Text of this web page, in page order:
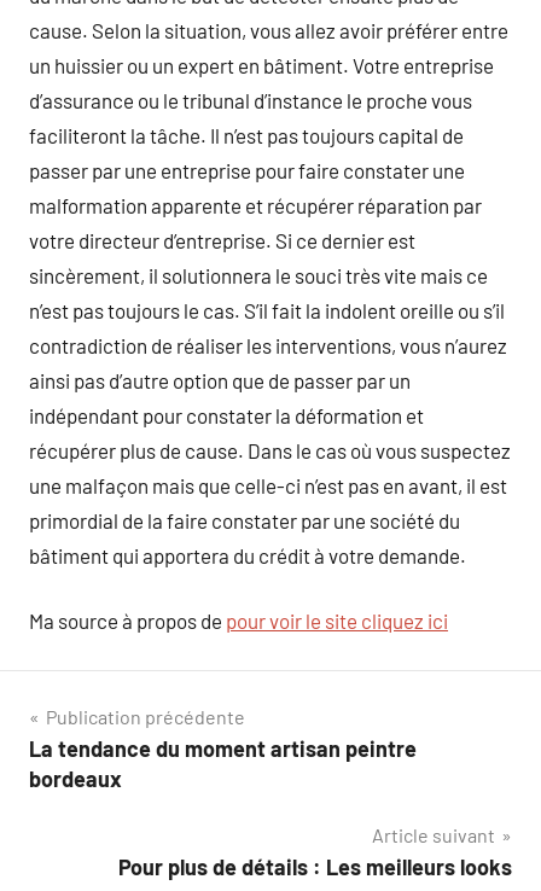
cause. Selon la situation, vous allez avoir préférer entre
un huissier ou un expert en bâtiment. Votre entreprise
d’assurance ou le tribunal d’instance le proche vous
faciliteront la tâche. Il n’est pas toujours capital de
passer par une entreprise pour faire constater une
malformation apparente et récupérer réparation par
votre directeur d’entreprise. Si ce dernier est
sincèrement, il solutionnera le souci très vite mais ce
n’est pas toujours le cas. S’il fait la indolent oreille ou s’il
contradiction de réaliser les interventions, vous n’aurez
ainsi pas d’autre option que de passer par un
indépendant pour constater la déformation et
récupérer plus de cause. Dans le cas où vous suspectez
une malfaçon mais que celle-ci n’est pas en avant, il est
primordial de la faire constater par une société du
bâtiment qui apportera du crédit à votre demande.
Ma source à propos de pour voir le site cliquez ici
Navigation
de
Publication précédente
La tendance du moment artisan peintre
bordeaux
Article suivant
Pour plus de détails : Les meilleurs looks